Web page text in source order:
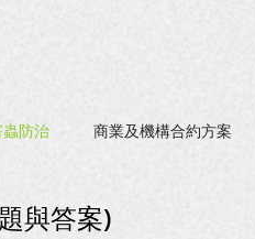
防治 商業及機構合約方案
與答案)